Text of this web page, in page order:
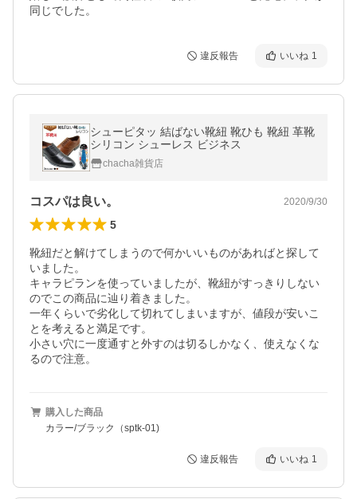
同じでした。
違反報告 いいね 1
シューピタッ 結ばない靴紐 靴ひも 靴紐 革靴
シリコン シューレス ビジネス
chacha雑貨店
コスパは良い。 2020/9/30
5
靴紐だと解けてしまうので何かいいものがあればと探して
いました。
キャラピランを使っていましたが、靴紐がすっきりしない
のでこの商品に辿り着きました。
一年くらいで劣化して切れてしまいますが、値段が安いこ
とを考えると満足です。
小さい穴に一度通すと外すのは切るしかなく、使えなくな
るので注意。
購入した商品
カラー/ブラック（sptk-01)
違反報告 いいね 1